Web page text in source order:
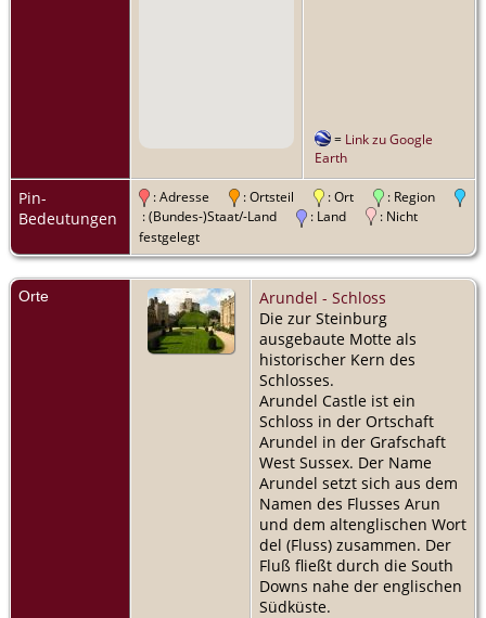
= Link zu Google
Earth
Pin-
Bedeutungen
: Adresse : Ortsteil : Ort
: Region
: (Bundes-)Staat/-Land
: Land
: Nicht
festgelegt
Orte
Arundel - Schloss
Die zur Steinburg
ausgebaute Motte als
historischer Kern des
Schlosses.
Arundel Castle ist ein
Schloss in der Ortschaft
Arundel in der Grafschaft
West Sussex. Der Name
Arundel setzt sich aus dem
Namen des Flusses Arun
und dem altenglischen Wort
del (Fluss) zusammen. Der
Fluß fließt durch die South
Downs nahe der englischen
Südküste.